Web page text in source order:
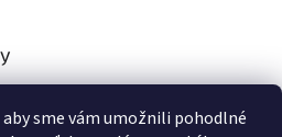
sme vám umožnili pohodlné